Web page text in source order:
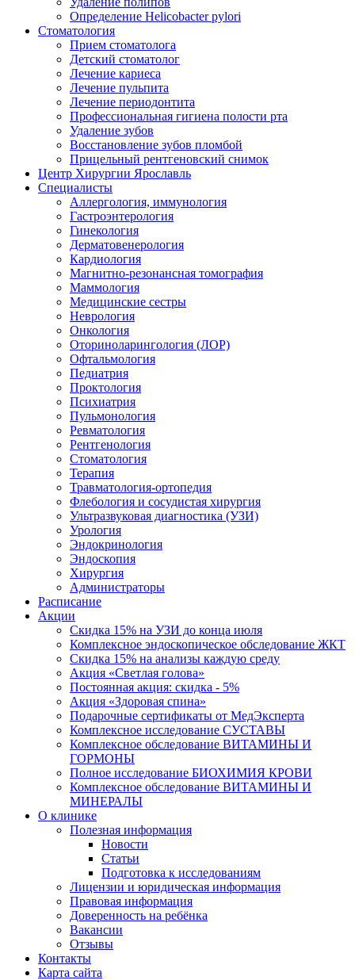
Определение Helicobacter pylori
Стоматология
Прием стоматолога
Детский стоматолог
Лечение кариеса
Лечение пульпита
Лечение периодонтита
Профессиональная гигиена полости рта
Удаление зубов
Восстановление зубов пломбой
Прицельный рентгеновский снимок
Центр Хирургии Ярославль
Специалисты
Аллергология, иммунология
Гастроэнтерология
Гинекология
Дерматовенерология
Кардиология
Магнитно-резонансная томография
Маммология
Медицинские сестры
Неврология
Онкология
Оториноларингология (ЛОР)
Офтальмология
Педиатрия
Проктология
Психиатрия
Пульмонология
Ревматология
Рентгенология
Стоматология
Терапия
Травматология-ортопедия
Флебология и сосудистая хирургия
Ультразвуковая диагностика (УЗИ)
Урология
Эндокринология
Эндоскопия
Хирургия
Администраторы
Расписание
Акции
Скидка 15% на УЗИ до конца июля
Комплексное эндоскопическое обследование ЖКТ
Скидка 15% на анализы каждую среду
Акция «Светлая голова»
Постоянная акция: скидка - 5%
Акция «Здоровая спина»
Подарочные сертификаты от МедЭксперта
Комплексное исследование СУСТАВЫ
Комплексное обследование ВИТАМИНЫ И
ГОРМОНЫ
Полное исследование БИОХИМИЯ КРОВИ
Комплексное обследование ВИТАМИНЫ И
МИНЕРАЛЫ
О клинике
Полезная информация
Новости
Статьи
Подготовка к исследованиям
Лицензии и юридическая информация
Правовая информация
Доверенность на ребёнка
Вакансии
Отзывы
Контакты
Карта сайта